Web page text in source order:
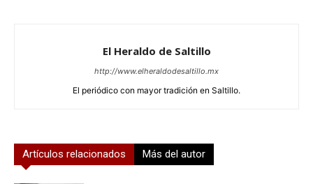
El Heraldo de Saltillo
http://www.elheraldodesaltillo.mx
El periódico con mayor tradición en Saltillo.
Artículos relacionados Más del autor